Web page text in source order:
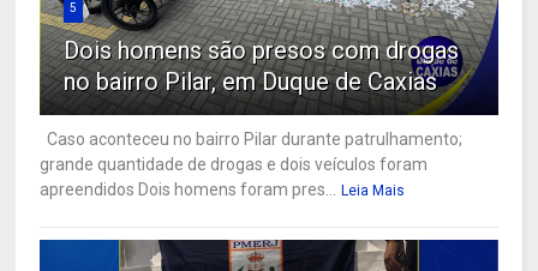
5
Dois homens são presos com drogas
no bairro Pilar, em Duque de Caxias
Caso aconteceu no bairro Pilar durante patrulhamento;
grande quantidade de drogas e dois veículos foram
apreendidos Dois homens foram pres... Leia Mais